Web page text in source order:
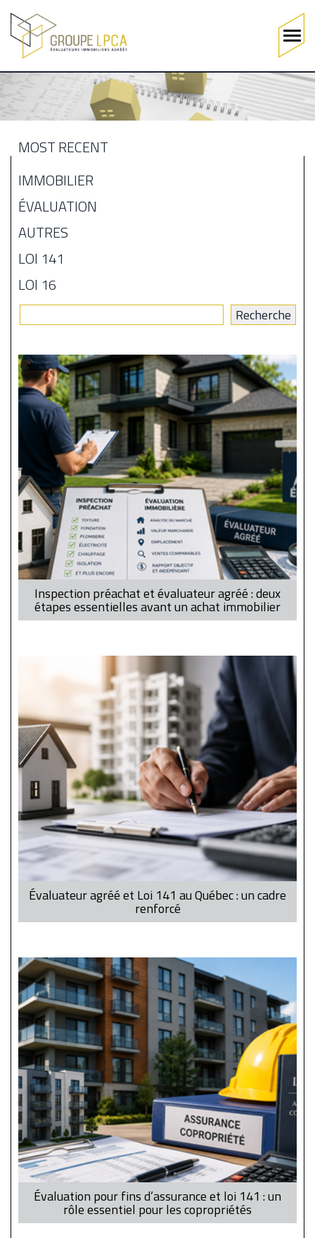
Skip
to
main
Main
navigation
MENU
BLOGUE
MOST RECENT
IMMOBILIER
ÉVALUATION
AUTRES
LOI 141
LOI 16
Inspection préachat et évaluateur agréé : deux
étapes essentielles avant un achat immobilier
Évaluateur agréé et Loi 141 au Québec : un cadre
renforcé
Évaluation pour fins d’assurance et loi 141 : un
rôle essentiel pour les copropriétés